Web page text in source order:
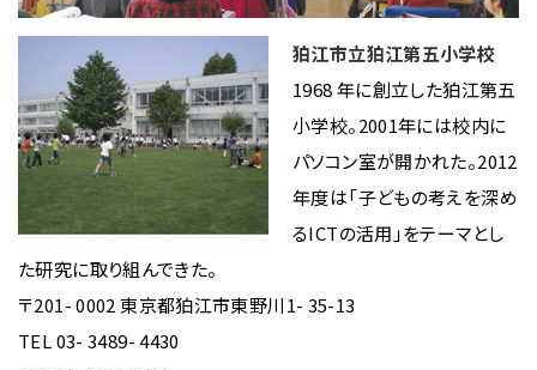
狛江市立狛江第五小学校
1968 年に創立した狛江第五
小学校。2001年には校内に
パソコン室が開かれた。2012
年度は「子どもの考えを深め
るICTの活用」をテーマとし
た研究に取り組んできた。
〒201- 0002 東京都狛江市東野川1- 35-13
TEL 03- 3489- 4430